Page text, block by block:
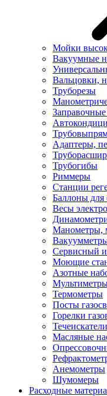
Мойки
Вакуумные
Вальцовки,
Труборезы
Адаптеры,
Трубогибы
Риммеры
Станции
Баллоны для
Весы
Манометры,
Сервисный
Моющие
Азотные
Термометры
Посты
Горелки
Течеискатели
Масляные
Анемометры
Шумомеры
Расходные